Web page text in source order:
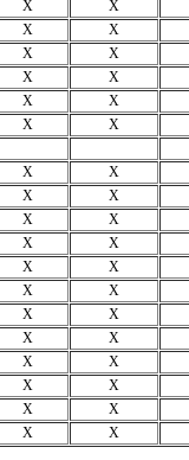
X X
X X
X X
X X
X X
X X
X X
X X
X X
X X
X X
X X
X X
X X
X X
X X
X X
X X